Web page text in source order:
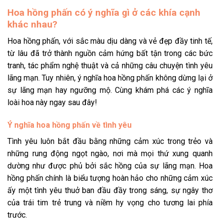
Hoa hồng phấn có ý nghĩa gì ở các khía cạnh
khác nhau?
Hoa hồng phấn, với sắc màu dịu dàng và vẻ đẹp đầy tinh tế,
từ lâu đã trở thành nguồn cảm hứng bất tận trong các bức
tranh, tác phẩm nghệ thuật và cả những câu chuyện tình yêu
lãng mạn. Tuy nhiên, ý nghĩa hoa hồng phấn không dừng lại ở
sự lãng mạn hay ngưỡng mộ. Cùng khám phá các ý nghĩa
loài hoa này ngay sau đây!
Ý nghĩa hoa hồng phấn về tình yêu
Tình yêu luôn bắt đầu bằng những cảm xúc trong trẻo và
những rung động ngọt ngào, nơi mà mọi thứ xung quanh
dường như được phủ bởi sắc hồng của sự lãng mạn. Hoa
hồng phấn chính là biểu tượng hoàn hảo cho những cảm xúc
ấy một tình yêu thuở ban đầu đầy trong sáng, sự ngây thơ
của trái tim trẻ trung và niềm hy vọng cho tương lai phía
trước.